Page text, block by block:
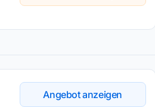
Angebot anzeigen